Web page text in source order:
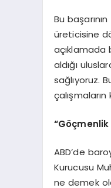
Bu
üreticisine
açıklamada
aldığı
sağlıyoruz.
çalışmaların
“
ABD’de
Kurucusu
ne demek